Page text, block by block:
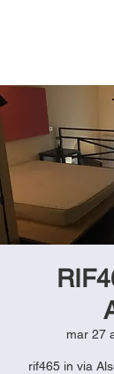
mar 27
rif465 in via